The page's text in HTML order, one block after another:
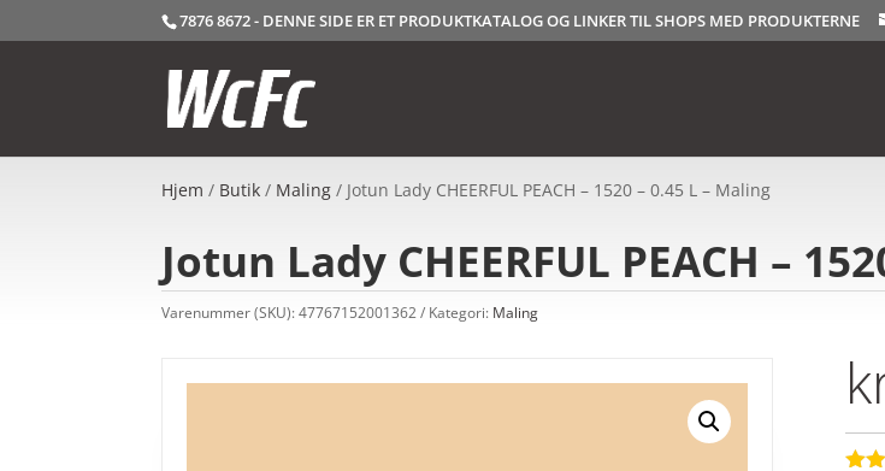
7876 8672 - DENNE SIDE ER ET PRODUKTKATALOG OG LINKER TIL SHOPS MED PRODUKTERNE
Hjem / Butik / Maling / Jotun Lady CHEERFUL PEACH – 1520 – 0.45 L – Maling
Jotun Lady CHEERFUL PEACH –
Varenummer (SKU):47767152001362 Kategori: Maling